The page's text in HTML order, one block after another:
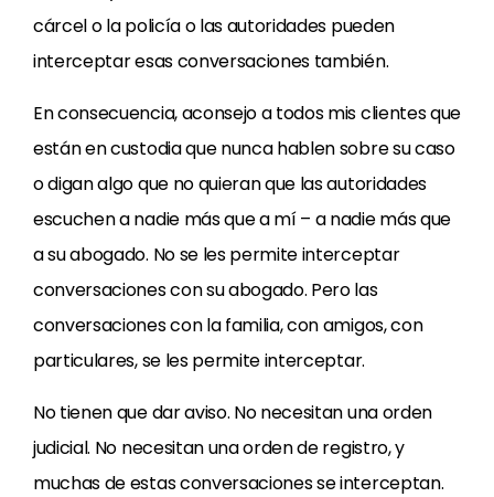
cárcel o la policía o las autoridades pueden
interceptar esas conversaciones también.
En consecuencia, aconsejo a todos mis clientes que
están en custodia que nunca hablen sobre su caso
o digan algo que no quieran que las autoridades
escuchen a nadie más que a mí – a nadie más que
a su abogado. No se les permite interceptar
conversaciones con su abogado. Pero las
conversaciones con la familia, con amigos, con
particulares, se les permite interceptar.
No tienen que dar aviso. No necesitan una orden
judicial. No necesitan una orden de registro, y
muchas de estas conversaciones se interceptan.